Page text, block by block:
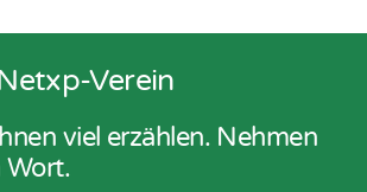
Verein
viel erzählen. Nehmen
Wort.